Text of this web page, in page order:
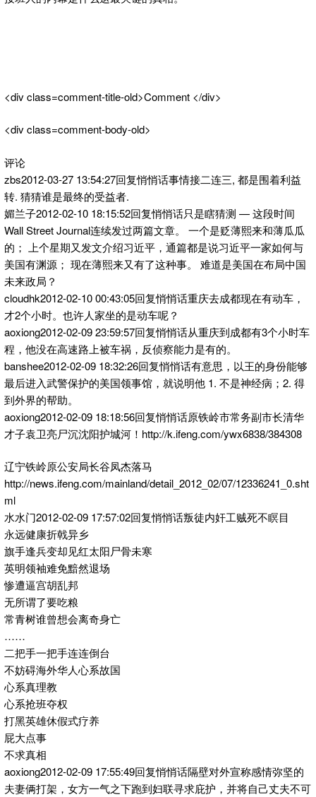
<div class=comment-title-old>Comment </div>
<div class=comment-body-old>
评论
zbs2012-03-27 13:54:27回复悄悄话事情接二连三, 都是围着利益
转. 猜猜谁是最终的受益者.
媚兰子2012-02-10 18:15:52回复悄悄话只是瞎猜测 — 这段时间
Wall Street Journal连续发过两篇文章。 一个是贬薄熙来和薄瓜瓜
的； 上个星期又发文介绍习近平，通篇都是说习近平一家如何与
美国有渊源； 现在薄熙来又有了这种事。 难道是美国在布局中国
未来政局？
cloudhk2012-02-10 00:43:05回复悄悄话重庆去成都现在有动车，
才2个小时。也许人家坐的是动车呢？
aoxiong2012-02-09 23:59:57回复悄悄话从重庆到成都有3个小时车
程，他没在高速路上被车祸，反侦察能力是有的。
banshee2012-02-09 18:32:26回复悄悄话有意思，以王的身份能够
最后进入武警保护的美国领事馆，就说明他 1. 不是神经病；2. 得
到外界的帮助。
aoxiong2012-02-09 18:18:56回复悄悄话原铁岭市常务副市长清华
才子袁卫亮尸沉沈阳护城河！http://k.ifeng.com/ywx6838/384308
辽宁铁岭原公安局长谷凤杰落马
http://news.ifeng.com/mainland/detail_2012_02/07/12336241_0.sht
ml
水水门2012-02-09 17:57:02回复悄悄话叛徒内奸工贼死不瞑目
永远健康折戟异乡
旗手逢兵变却见红太阳尸骨未寒
英明领袖难免黯然退场
惨遭逼宫胡乱邦
无所谓了要吃粮
常青树谁曾想会离奇身亡
……
二把手一把手连连倒台
不妨碍海外华人心系故国
心系真理教
心系抢班夺权
打黑英雄休假式疗养
屁大点事
不求真相
aoxiong2012-02-09 17:55:49回复悄悄话隔壁对外宣称感情弥坚的
夫妻俩打架，女方一气之下跑到妇联寻求庇护，并将自己丈夫不可